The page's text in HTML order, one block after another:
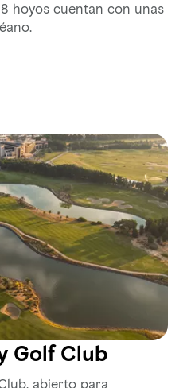
hoyos cuentan con unas
Golf Club
abierto para